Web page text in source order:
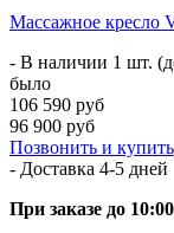
Массажное кресло
- В наличии 1 шт.
было
106 590 руб
96 900 руб
Позвонить и купить
- Доставка 4-5 дней
При заказе до 10:00